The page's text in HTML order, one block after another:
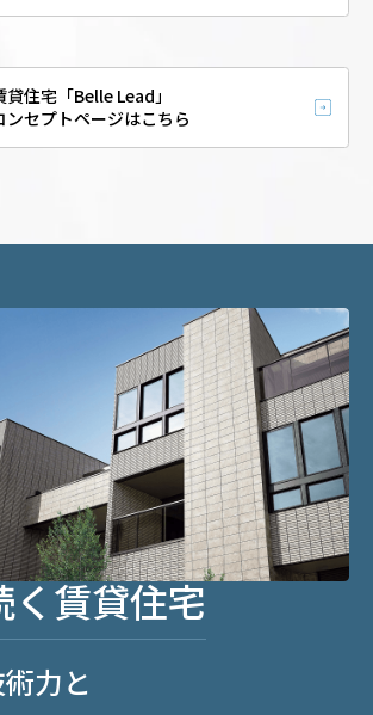
貸住宅「Belle Lead」
ンセプトページはこちら
く賃貸住宅
力と